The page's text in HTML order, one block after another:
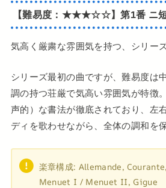
【難易度：★★★☆☆】第1番 ニ
気高く厳粛な雰囲気を持つ、シリー
シリーズ最初の曲ですが、難易度は
調の持つ荘厳で気高い雰囲気が特徴
声的）な書法が徹底されており、左
ディを歌わせながら、全体の調和を
楽章構成: Allemande,
Menuet I / Menuet II, Gigue